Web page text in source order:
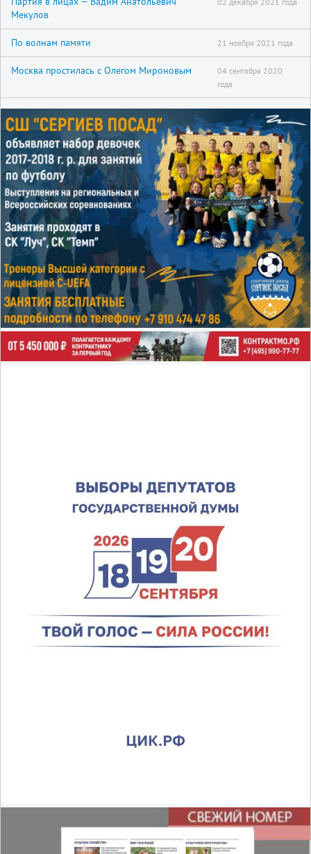
Мекулов
По волнам памяти 21 ноября 2021 года
Москва простилась с Олегом Мироновым
04 сентября 2020
года